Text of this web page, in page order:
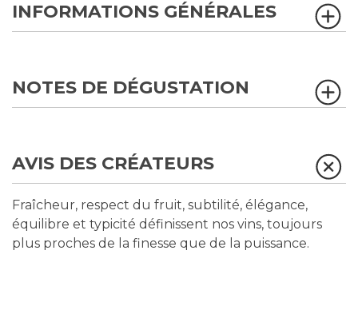
INFORMATIONS GÉNÉRALES
NOTES DE DÉGUSTATION
AVIS DES CRÉATEURS
Fraîcheur, respect du fruit, subtilité, élégance,
équilibre et typicité définissent nos vins, toujours
plus proches de la finesse que de la puissance.